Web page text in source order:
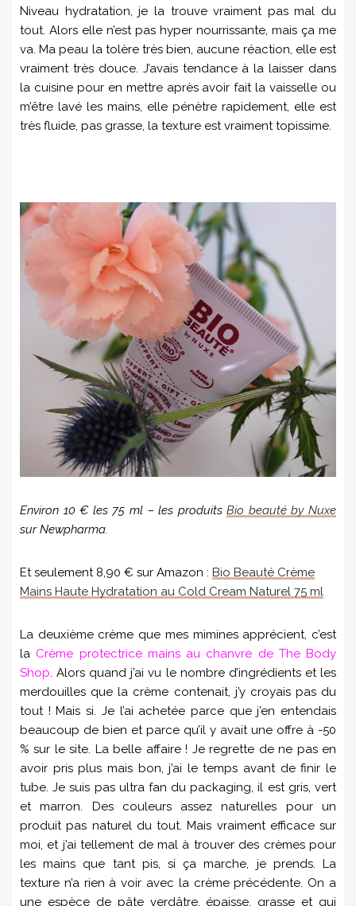
Niveau hydratation, je la trouve vraiment pas mal du
tout. Alors elle n’est pas hyper nourrissante, mais ça me
va. Ma peau la tolère très bien, aucune réaction, elle est
vraiment très douce. J’avais tendance à la laisser dans
la cuisine pour en mettre après avoir fait la vaisselle ou
m’être lavé les mains, elle pénètre rapidement, elle est
très fluide, pas grasse, la texture est vraiment topissime.
Environ 10 € les 75 ml – les produitsBio beauté by Nuxe
sur Newpharma.
Et seulement 8,90 € sur Amazon : Bio Beauté Crème
Mains Haute Hydratation au Cold Cream Naturel 75 ml
La deuxième crème que mes mimines apprécient, c’est
la Crème protectrice mains au chanvre de The Body
Shop. Alors quand j’ai vu le nombre d’ingrédients et les
merdouilles que la crème contenait, j’y croyais pas du
tout ! Mais si. Je l’ai achetée parce que j’en entendais
beaucoup de bien et parce qu’il y avait une offre à -50
% sur le site. La belle affaire ! Je regrette de ne pas en
avoir pris plus mais bon, j’ai le temps avant de finir le
tube. Je suis pas ultra fan du packaging, il est gris, vert
et marron. Des couleurs assez naturelles pour un
produit pas naturel du tout. Mais vraiment efficace sur
moi, et j’ai tellement de mal à trouver des crèmes pour
les mains que tant pis, si ça marche, je prends. La
texture n’a rien à voir avec la crème précédente. On a
une espèce de pâte verdâtre, épaisse, grasse et qui